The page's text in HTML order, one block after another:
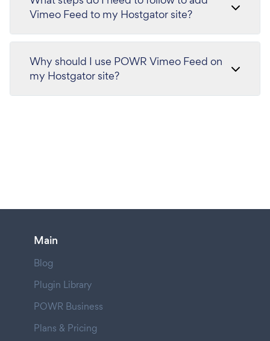
Vimeo Feed to my Hostgator site?
Why should I use POWR Vimeo Feed on
my Hostgator site?
Main
Blog
Plugin Library
POWR Business
Plans & Pricing